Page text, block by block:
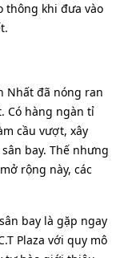
thông khi đưa vào
Nhất đã nóng ran
Có hàng ngàn tỉ
cầu vượt, xây
bay. Thế nhưng
rộng này, các
bay là gặp ngay
Plaza với quy mô